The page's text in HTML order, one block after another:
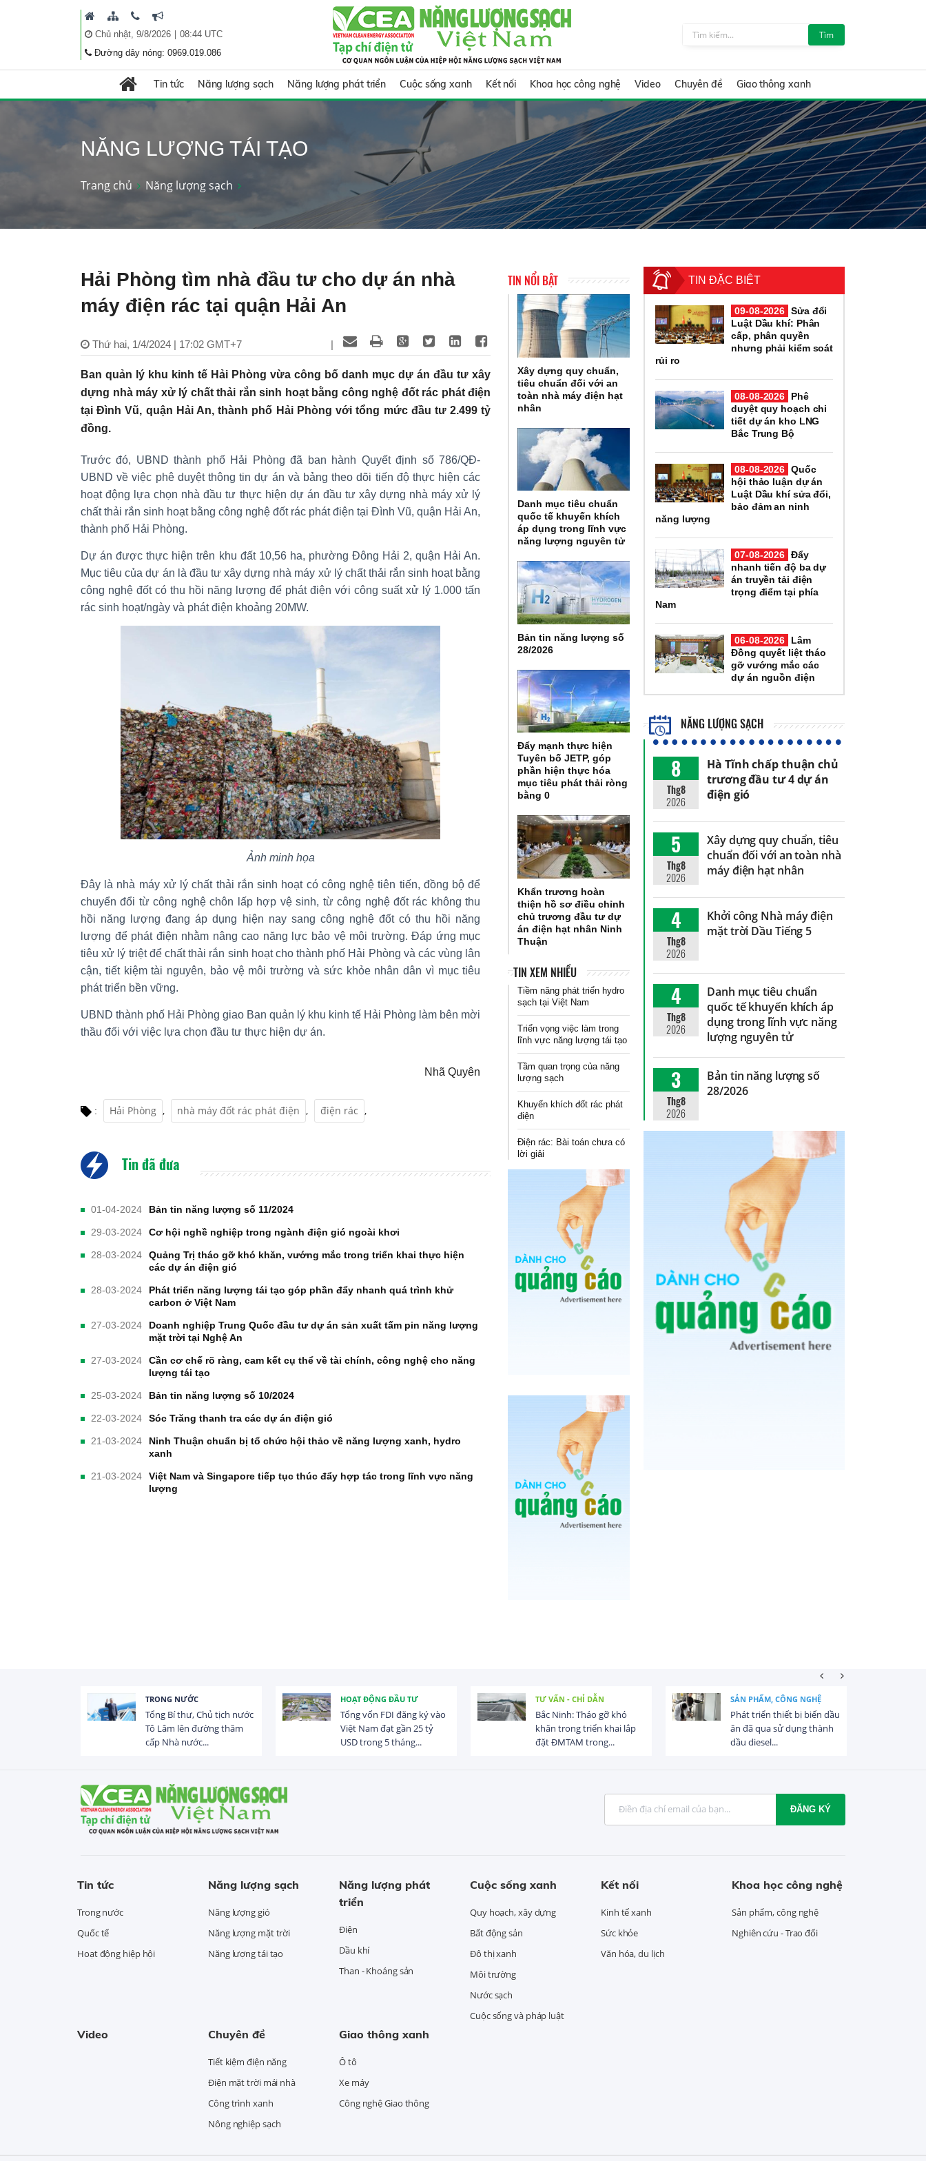
Chủ nhật, 9/8/2026| 08:44 UTC
Đường dây nóng: 0969.019.086
Tìm
Tin tức Năng lượng sạch Năng lượng phát triển Cuộc sống xanh Kết nối Khoa học công nghệ Video Chuyên đề Giao thông xanh
NĂNG LƯỢNG TÁI TẠO
Trang chủ Năng lượng sạch
Hải Phòng tìm nhà đầu tư cho dự án nhà
máy điện rác tại quận Hải An
Thứ hai, 1/4/2024 | 17:02 GMT+7 |
Ban quản lý khu kinh tế Hải Phòng vừa công bố danh mục dự án đầu tư xây
dựng nhà máy xử lý chất thải rắn sinh hoạt bằng công nghệ đốt rác phát điện
tại Đình Vũ, quận Hải An, thành phố Hải Phòng với tổng mức đầu tư 2.499 tỷ
đồng.
Trước đó, UBND thành phố Hải Phòng đã ban hành Quyết định số 786/QĐ-
UBND về việc phê duyệt thông tin dự án và bảng theo dõi tiến độ thực hiện các
hoạt động lựa chọn nhà đầu tư thực hiện dự án đầu tư xây dựng nhà máy xử lý
chất thải rắn sinh hoạt bằng công nghệ đốt rác phát điện tại Đình Vũ, quận Hải An,
thành phố Hải Phòng.
Dự án được thực hiện trên khu đất 10,56 ha, phường Đông Hải 2, quận Hải An.
Mục tiêu của dự án là đầu tư xây dựng nhà máy xử lý chất thải rắn sinh hoạt bằng
công nghệ đốt có thu hồi năng lượng để phát điện với công suất xử lý 1.000 tấn
rác sinh hoạt/ngày và phát điện khoảng 20MW.
Ảnh minh họa
Đây là nhà máy xử lý chất thải rắn sinh hoạt có công nghệ tiên tiến, đồng bộ để
chuyển đổi từ công nghệ chôn lấp hợp vệ sinh, từ công nghệ đốt rác không thu
hồi năng lượng đang áp dụng hiện nay sang công nghệ đốt có thu hồi năng
lượng để phát điện nhằm nâng cao năng lực bảo vệ môi trường. Đáp ứng mục
tiêu xử lý triệt để chất thải rắn sinh hoạt cho thành phố Hải Phòng và các vùng lân
cận, tiết kiệm tài nguyên, bảo vệ môi trường và sức khỏe nhân dân vì mục tiêu
phát triển bền vững.
UBND thành phố Hải Phòng giao Ban quản lý khu kinh tế Hải Phòng làm bên mời
thầu đối với việc lựa chọn đầu tư thực hiện dự án.
Nhã Quyên
: Hải Phòng , nhà máy đốt rác phát điện , điện rác ,
Tin đã đưa
01-04-2024 Bản tin năng lượng số 11/2024
29-03-2024 Cơ hội nghề nghiệp trong ngành điện gió ngoài khơi
28-03-2024
Quảng Trị tháo gỡ khó khăn, vướng mắc trong triển khai thực hiện
các dự án điện gió
28-03-2024
Phát triển năng lượng tái tạo góp phần đẩy nhanh quá trình khử
carbon ở Việt Nam
27-03-2024
Doanh nghiệp Trung Quốc đầu tư dự án sản xuất tấm pin năng lượng
mặt trời tại Nghệ An
27-03-2024
Cần cơ chế rõ ràng, cam kết cụ thể về tài chính, công nghệ cho năng
lượng tái tạo
25-03-2024 Bản tin năng lượng số 10/2024
22-03-2024 Sóc Trăng thanh tra các dự án điện gió
21-03-2024
Ninh Thuận chuẩn bị tổ chức hội thảo về năng lượng xanh, hydro
xanh
21-03-2024
Việt Nam và Singapore tiếp tục thúc đẩy hợp tác trong lĩnh vực năng
lượng
TIN NỔI BẬT
Xây dựng quy chuẩn,
tiêu chuẩn đối với an
toàn nhà máy điện hạt
nhân
Danh mục tiêu chuẩn
quốc tế khuyến khích
áp dụng trong lĩnh vực
năng lượng nguyên tử
Bản tin năng lượng số
28/2026
Đẩy mạnh thực hiện
Tuyên bố JETP, góp
phần hiện thực hóa
mục tiêu phát thải ròng
bằng 0
Khẩn trương hoàn
thiện hồ sơ điều chỉnh
chủ trương đầu tư dự
án điện hạt nhân Ninh
Thuận
TIN XEM NHIỀU
Tiềm năng phát triển hydro
sạch tại Việt Nam
Triển vọng việc làm trong
lĩnh vực năng lượng tái tạo
Tầm quan trọng của năng
lượng sạch
Khuyến khích đốt rác phát
điện
Điện rác: Bài toán chưa có
lời giải
TIN ĐẶC BIỆT
09-08-2026 Sửa đổi
Luật Dầu khí: Phân
cấp, phân quyền
nhưng phải kiểm soát
rủi ro
08-08-2026
Phê
duyệt quy hoạch chi
tiết dự án kho LNG
Bắc Trung Bộ
08-08-2026 Quốc
hội thảo luận dự án
Luật Dầu khí sửa đổi,
bảo đảm an ninh
năng lượng
07-08-2026 Đẩy
nhanh tiến độ ba dự
án truyền tải điện
trọng điểm tại phía
Nam
06-08-2026
Lâm
Đồng quyết liệt tháo
gỡ vướng mắc các
dự án nguồn điện
NĂNG LƯỢNG SẠCH
8
Thg8
2026
Hà Tĩnh chấp thuận chủ
trương đầu tư 4 dự án
điện gió
5
Thg8
2026
Xây dựng quy chuẩn, tiêu
chuẩn đối với an toàn nhà
máy điện hạt nhân
4
Thg8
2026
Khởi công Nhà máy điện
mặt trời Dầu Tiếng 5
4
Thg8
2026
Danh mục tiêu chuẩn
quốc tế khuyến khích áp
dụng trong lĩnh vực năng
lượng nguyên tử
3
Thg8
2026
Bản tin năng lượng số
28/2026
TRONG NƯỚC
Tổng Bí thư, Chủ tịch nước
Tô Lâm lên đường thăm
cấp Nhà nước...
HOẠT ĐỘNG ĐẦU TƯ
Tổng vốn FDI đăng ký vào
Việt Nam đạt gần 25 tỷ
USD trong 5 tháng...
TƯ VẤN - CHỈ DẪN
Bắc Ninh: Tháo gỡ khó
khăn trong triển khai lắp
đặt ĐMTAM trong...
SẢN PHẨM, CÔNG NGHỆ
Phát triển thiết bị biến dầu
ăn đã qua sử dụng thành
dầu diesel...
ĐĂNG KÝ
Tin tức
Trong nước
Quốc tế
Hoạt động hiệp hội
Năng lượng sạch
Năng lượng gió
Năng lượng mặt trời
Năng lượng tái tạo
Năng lượng phát
triển
Điện
Dầu khí
Than - Khoáng sản
Cuộc sống xanh
Quy hoạch, xây dựng
Bất động sản
Đô thị xanh
Môi trường
Nước sạch
Cuộc sống và pháp luật
Kết nối
Kinh tế xanh
Sức khỏe
Văn hóa, du lịch
Khoa học công nghệ
Sản phẩm, công nghệ
Nghiên cứu - Trao đổi
Video Chuyên đề
Tiết kiệm điện năng
Điện mặt trời mái nhà
Công trình xanh
Nông nghiệp sạch
Giao thông xanh
Ô tô
Xe máy
Công nghệ Giao thông